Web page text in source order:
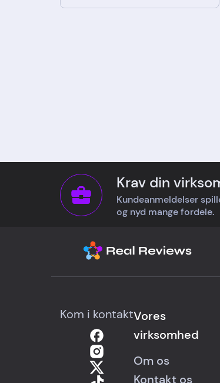
Krav din
Kundeanmeldelser
og nyd mange fordele.
Kom i kontaktVores
virksomhed
Om os
Kontakt os